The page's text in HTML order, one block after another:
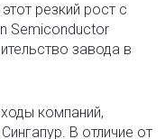
резкий рост с
Semiconductor
завода в
компаний,
В отличие от